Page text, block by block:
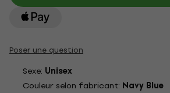
Poser une question
Sexe: Unisex
Couleur selon fabricant: Navy Blue